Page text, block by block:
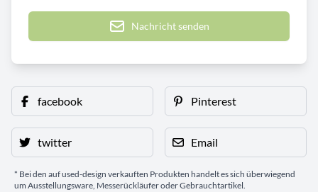
Nachricht senden
facebook Pinterest
twitter Email
* Bei den auf used-design verkauften Produkten handelt es sich überwiegend
um Ausstellungsware, Messerückläufer oder Gebrauchtartikel.